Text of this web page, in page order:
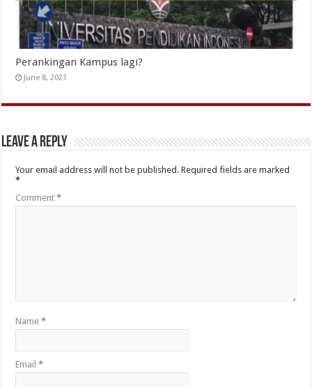
Perankingan Kampus lagi?
June 8, 2021
Leave a Reply
Your email address will not be published. Required fields are marked
*
Comment*
Name*
Email*